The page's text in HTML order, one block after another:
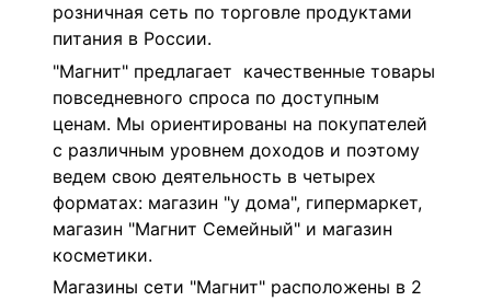
розничная сеть по торговле продуктами
питания в России.
"Магнит" предлагает качественные товары
повседневного спроса по доступным
ценам. Мы ориентированы на покупателей
с различным уровнем доходов и поэтому
ведем свою деятельность в четырех
форматах: магазин "у дома", гипермаркет,
магазин "Магнит Семейный" и магазин
косметики.
Магазины сети "Магнит" расположены в 2